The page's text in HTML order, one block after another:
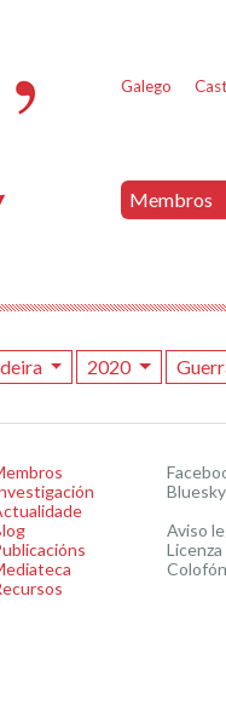
Galego
Membros
2020
Bluesky
Aviso
Licenza
Colofón